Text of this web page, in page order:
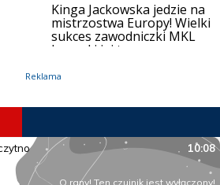
Kinga Jackowska jedzie na
mistrzostwa Europy! Wielki
sukces zawodniczki MKL
Jurand i jej trenera
Reklama